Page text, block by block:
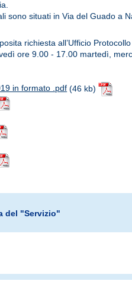
sono situati in Via del Guado a
richiesta all’Ufficio
ore 9.00 - 17.00 martedì,
in formato .pdf (46 kb)
del "Servizio"